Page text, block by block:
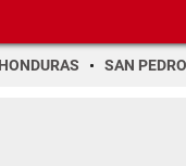
HONDURAS SAN PEDRO